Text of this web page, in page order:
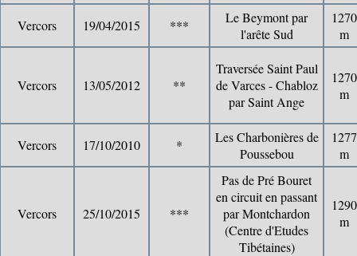
Vercors 19/04/2015 ***
Le Beymont par
l'arête Sud
1270
m
Vercors 13/05/2012 **
Traversée Saint Paul
de Varces - Chabloz
par Saint Ange
1270
m
Vercors 17/10/2010 *
Les Charbonières de
Poussebou
1277
m
Vercors 25/10/2015 ***
Pas de Pré Bouret
en circuit en passant
par Montchardon
(Centre d'Etudes
Tibétaines)
1290
m